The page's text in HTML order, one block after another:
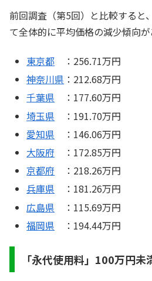
前回調査（第5回）と比較すると
て全体的に平均価格の減少傾向が
東京都 ：256.71万円
神奈川県 ：212.68万円
千葉県 ：177.60万円
埼玉県 ：191.70万円
愛知県 ：146.06万円
大阪府 ：172.85万円
京都府 ：218.26万円
兵庫県 ：181.26万円
広島県 ：115.69万円
福岡県 ：194.44万円
「永代使用料」100万円未